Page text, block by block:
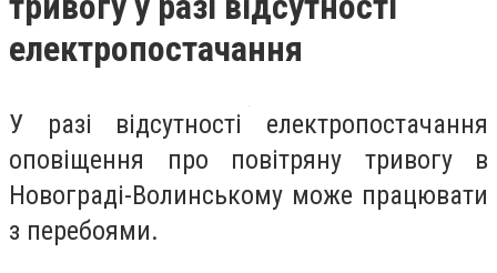
електропостачання
У разі відсутності електропостачання
оповіщення про повітряну тривогу в
Новограді-Волинському може працювати
з перебоями.